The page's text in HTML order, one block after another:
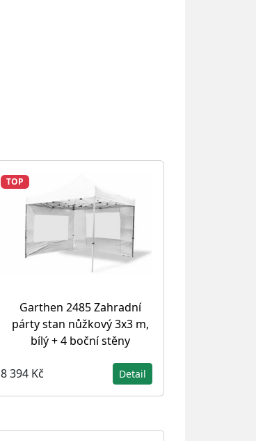
TOP
Garthen 2485 Zahradní
párty stan nůžkový 3x3 m,
bílý + 4 boční stěny
8 394 Kč Detail